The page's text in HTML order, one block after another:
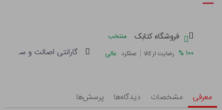
فروشگاه کتابک
منتخب
۱۰۰ % رضایت از کالا | عملکرد عالی گارانتی اصالت و سلامت
معرفی مشخصات دیدگاه‌ها پرسش‌ها